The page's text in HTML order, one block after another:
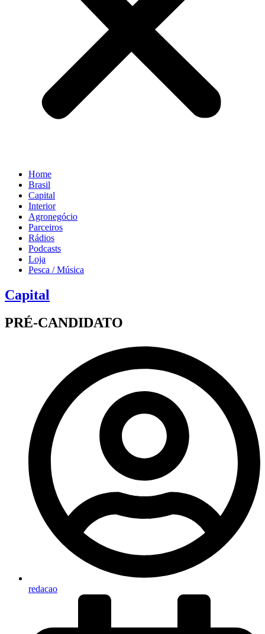
Home
Brasil
Capital
Interior
Agronegócio
Parceiros
Rádios
Podcasts
Loja
Pesca / Música
Capital
PRÉ-CANDIDATO
redacao